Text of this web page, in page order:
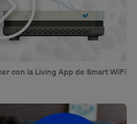
con la Living App de Smart WiFi